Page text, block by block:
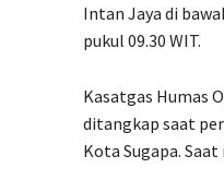
Intan Jaya di
pukul 09.30 WIT.
Kasatgas Humas
ditangkap saat
Kota Sugapa.